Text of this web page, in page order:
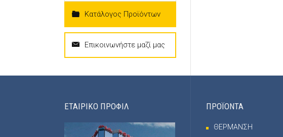
Κατάλογος Προϊόντων
Επικοινωνήστε μαζί μας
ΕΤΑΙΡΙΚΟ ΠΡΟΦΙΛ ΠΡΟΪΟΝΤΑ
ΘΕΡΜΑΝΣΗ